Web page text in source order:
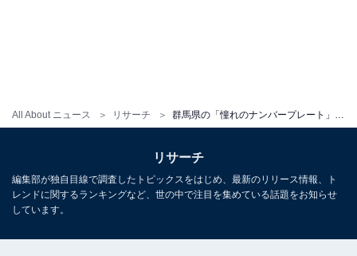
All About ニュース リサーチ
リサーチ
編集部が独自目線で調査したトピックスをはじめ、最新のリリース情報、ト
レンドに関するランキングなど、世の中で注目を集めている話題をお知らせ
しています。